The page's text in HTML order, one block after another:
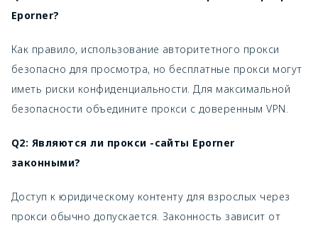
Eporner?
Как правило, использование авторитетного прокси
безопасно для просмотра, но бесплатные прокси могут
иметь риски конфиденциальности. Для максимальной
безопасности объедините прокси с доверенным VPN.
Q2: Являются ли прокси -сайты Eporner
законными?
Доступ к юридическому контенту для взрослых через
прокси обычно допускается. Законность зависит от